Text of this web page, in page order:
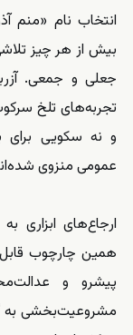
انتخاب نام «منم
بیش از هر چیز
جعلی و جمعی.
تجربه‌های تلخ
و نه سکویی برای
عمومی منزوی
ارجاع‌های ابزاری
پیشرو و
مشروعیت‌بخشی به